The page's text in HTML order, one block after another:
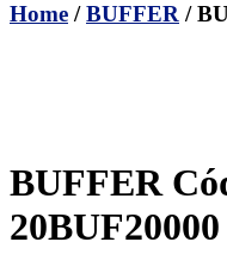
Home /BUFFER /
BUFFER
20BUF20000